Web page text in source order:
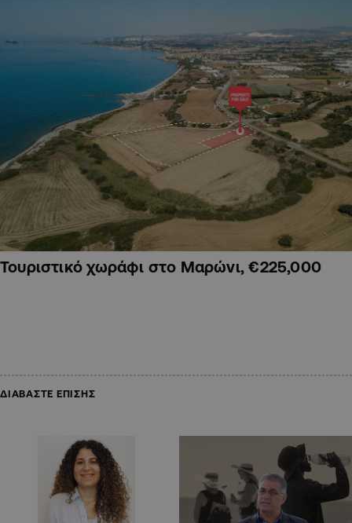
Τουριστικό χωράφι στο Μαρώνι, €225,000
ΔΙΑΒΑΣΤΕ ΕΠΙΣΗΣ